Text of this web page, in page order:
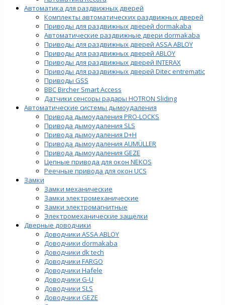
Автоматика для раздвижных дверей
Комплекты автоматических раздвижных дверей
Приводы для раздвижных дверей dormakaba
Автоматические раздвижные двери dormakaba
Приводы для раздвижных дверей ASSA ABLOY
Приводы для раздвижных дверей ABLOY
Приводы для раздвижных дверей INTERAX
Приводы для раздвижных дверей Ditec entrematic
Приводы GSS
BBC Bircher Smart Access
Датчики сенсоры радары HOTRON Sliding
Автоматические системы дымоудаления
Привода дымоудаления PRO-LOCKS
Привода дымоудаления SLS
Привода дымоудаления D+H
Привода дымоудаления AUMÜLLER
Привода дымоудаления GEZE
Цепные привода для окон NEKOS
Реечные привода для окон UСS
Замки
Замки механические
Замки электромеханические
Замки электромагнитные
Электромеханические защелки
Дверные доводчики
Доводчики ASSA ABLOY
Доводчики dormakaba
Доводчики dk tech
Доводчики FARGO
Доводчики Hafele
Доводчики G-U
Доводчики SLS
Доводчики GEZE